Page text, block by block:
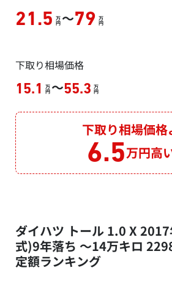
21.5 万
円 ～79 万
円
下取り相場価格
15.1 万
円 ～55.3 万
円
下取り相場価格
6.5万円高
ダイハツ トール 1.0 X
式)9年落ち ～14万キロ
定額ランキング